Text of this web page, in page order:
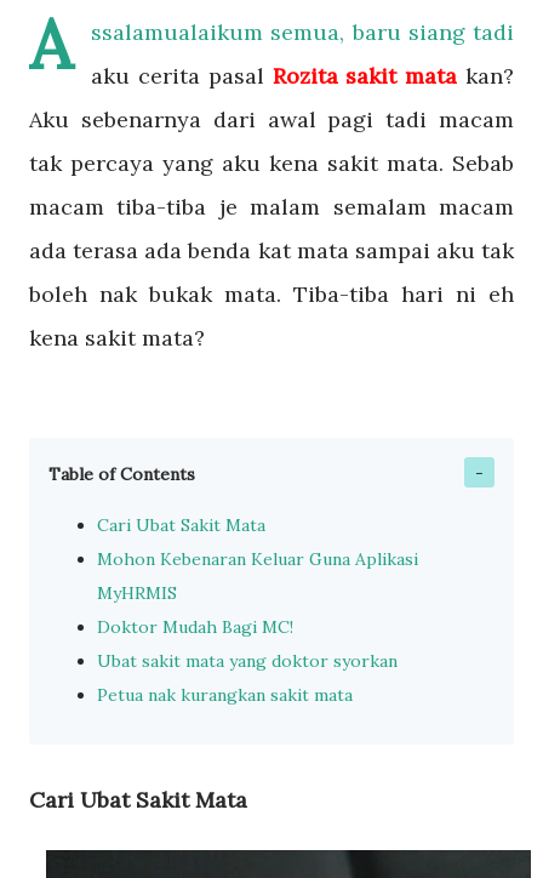
A
ssalamualaikum semua, baru siang tadi
aku cerita pasal Rozita sakit mata kan?
Aku sebenarnya dari awal pagi tadi macam
tak percaya yang aku kena sakit mata. Sebab
macam tiba-tiba je malam semalam macam
ada terasa ada benda kat mata sampai aku tak
boleh nak bukak mata. Tiba-tiba hari ni eh
kena sakit mata?
Table of Contents
Cari Ubat Sakit Mata
Mohon Kebenaran Keluar Guna Aplikasi
MyHRMIS
Doktor Mudah Bagi MC!
Ubat sakit mata yang doktor syorkan
Petua nak kurangkan sakit mata
Cari Ubat Sakit Mata